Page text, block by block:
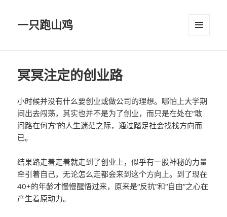
一只跑山鸡
冥冥注定的创业路
小时候并没有什么要创业或做公司的理想。哪怕上大学期
间出去闯荡，其实也并不是为了创业，而只是在处在“敢
问路在何方”的人生迷茫之际，通过踏足社会找找方向而
已。
结果路走着走着就走到了创业上，似乎有一股神秘的力量
牵引着自己，无论怎么走都会来到这个方向上。到了现在
40+的年龄才慢慢醒悟过来，原来是“反抗”和“自由”之心在
产生着原动力。